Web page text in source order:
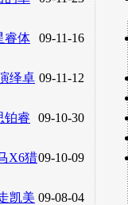
09-11-16
睿体
09-11-12
绎卓
09-10-30
铂睿
09-10-09
X6猎
09-08-04
凯美